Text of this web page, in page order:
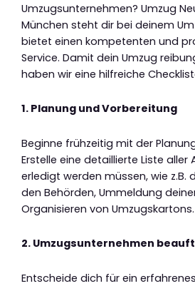
Umzugsunternehmen? Umzug
München steht dir bei deinem
bietet einen kompetenten und
Service. Damit dein Umzug
haben wir eine hilfreiche
1. Planung und Vorbereitung
Beginne frühzeitig mit der
Erstelle eine detaillierte Liste aller
erledigt werden müssen, wie z.B.
den Behörden, Ummeldung
Organisieren von Umzugskartons.
2. Umzugsunternehmen
Entscheide dich für ein erfahrenes